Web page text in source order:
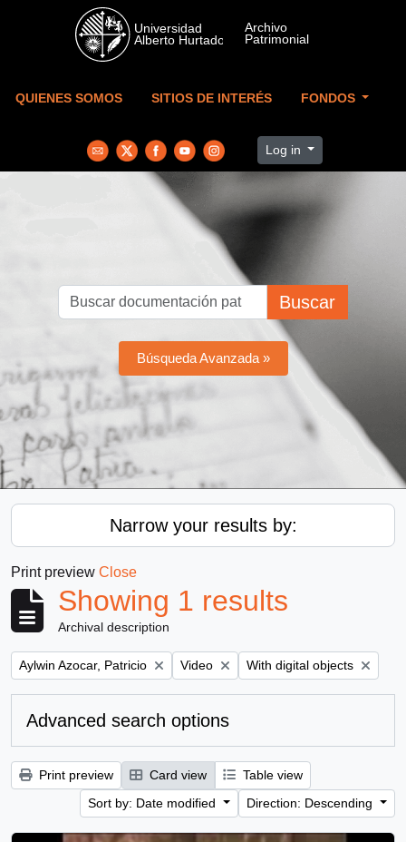
Skip to main content
QUIENES SOMOS SITIOS DE INTERÉS FONDOS
Log in
Buscar
Búsqueda Avanzada »
Narrow your results by:
Print preview Close
Showing 1 results
Archival description
Remove filter:
Aylwin Azocar, Patricio Remove filter:
Video Remove filter:
With digital objects
Advanced search options
Print preview Card view
Table view
Sort by: Date modified
Direction: Descending